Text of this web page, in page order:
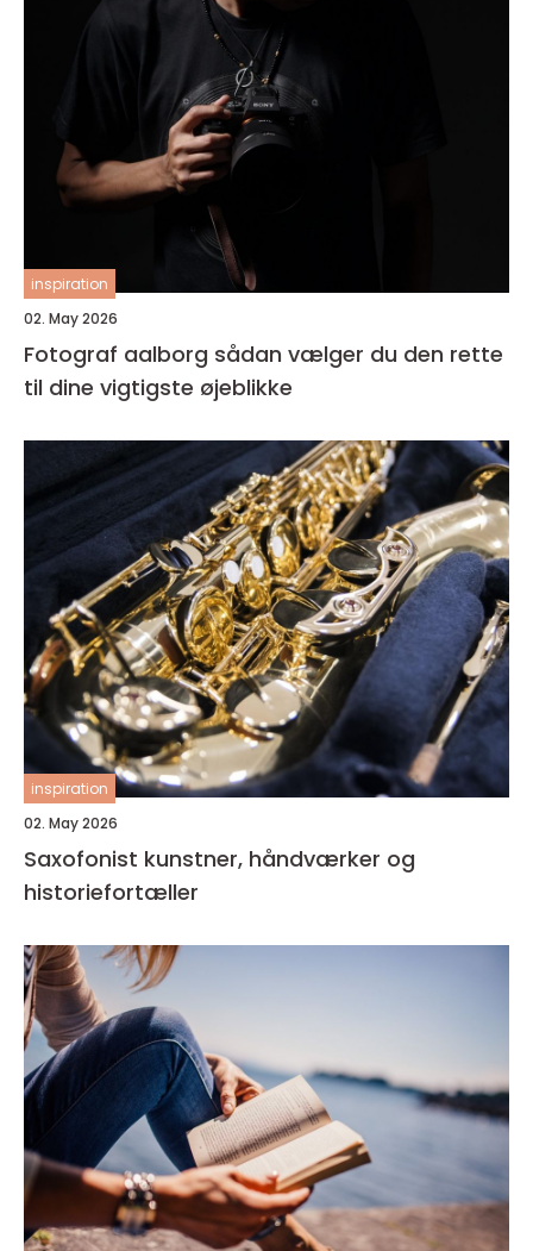
inspiration
02. May 2026
Fotograf aalborg sådan vælger du den rette
til dine vigtigste øjeblikke
inspiration
02. May 2026
Saxofonist kunstner, håndværker og
historiefortæller